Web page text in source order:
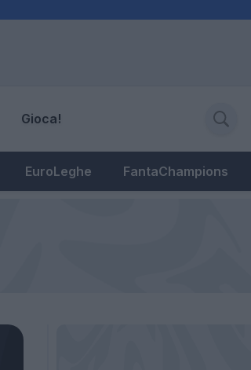
Gioca!
EuroLeghe FantaChampions